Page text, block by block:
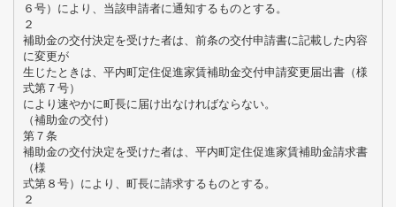
６号）により、当該申請者に通知するものとする。
２
補助金の交付決定を受けた者は、前条の交付申請書に記載した内容
に変更が
生じたときは、平内町定住促進家賃補助金交付申請変更届出書（様
式第７号）
により速やかに町長に届け出なければならない。
（補助金の交付）
第７条
補助金の交付決定を受けた者は、平内町定住促進家賃補助金請求書
（様
式第８号）により、町長に請求するものとする。
２